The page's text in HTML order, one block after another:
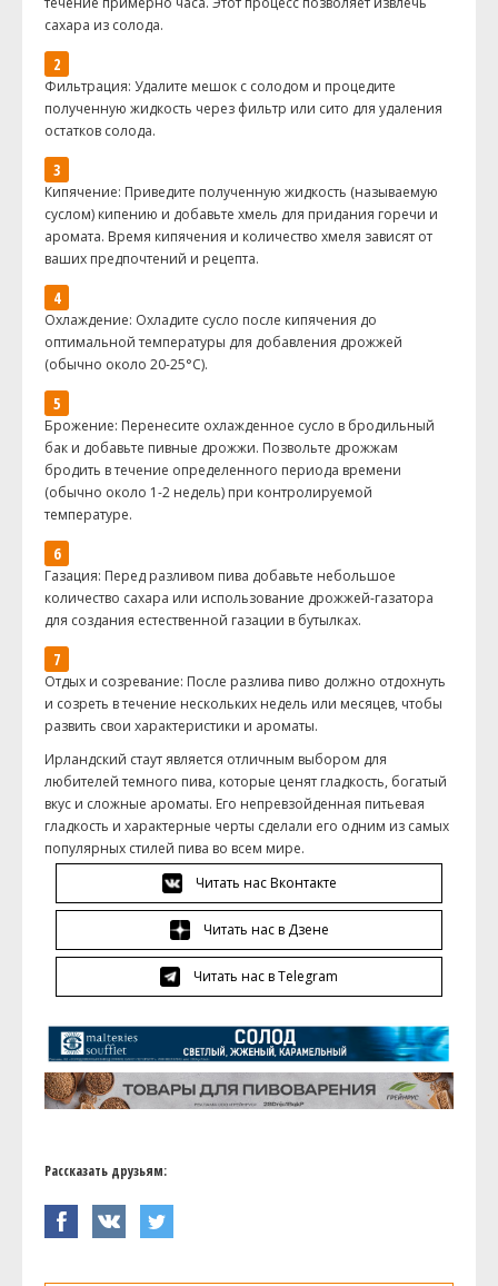
сахара из солода.
Фильтрация: Удалите мешок с солодом и процедите
полученную жидкость через фильтр или сито для удаления
остатков солода.
Кипячение: Приведите полученную жидкость (называемую
суслом) кипению и добавьте хмель для придания горечи и
аромата. Время кипячения и количество хмеля зависят от
ваших предпочтений и рецепта.
Охлаждение: Охладите сусло после кипячения до
оптимальной температуры для добавления дрожжей
(обычно около 20-25°С).
Брожение: Перенесите охлажденное сусло в бродильный
бак и добавьте пивные дрожжи. Позвольте дрожжам
бродить в течение определенного периода времени
(обычно около 1-2 недель) при контролируемой
температуре.
Газация: Перед разливом пива добавьте небольшое
количество сахара или использование дрожжей-газатора
для создания естественной газации в бутылках.
Отдых и созревание: После разлива пиво должно отдохнуть
и созреть в течение нескольких недель или месяцев, чтобы
развить свои характеристики и ароматы.
Ирландский стаут является отличным выбором для
любителей темного пива, которые ценят гладкость, богатый
вкус и сложные ароматы. Его непревзойденная питьевая
гладкость и характерные черты сделали его одним из самых
популярных стилей пива во всем мире.
Читать нас Вконтакте
Читать нас в Дзене
Читать нас в Telegram
Рассказать друзьям: